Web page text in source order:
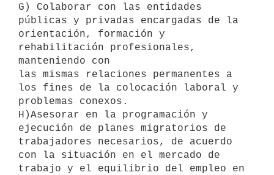
G) Colaborar con las entidades
públicas y privadas encargadas de la
orientación, formación y
rehabilitación profesionales,
manteniendo con
las mismas relaciones permanentes a
los fines de la colocación laboral y
problemas conexos.
H)Asesorar en la programación y
ejecución de planes migratorios de
trabajadores necesarios, de acuerdo
con la situación en el mercado de
trabajo y el equilibrio del empleo en